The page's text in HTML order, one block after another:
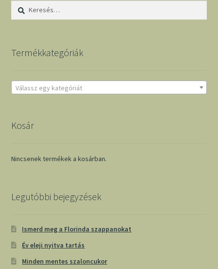
Keresés:
Termékkategóriák
Válassz egy kategóriát
Kosár
Nincsenek termékek a kosárban.
Legutóbbi bejegyzések
Ismerd meg a Florinda szappanokat
Év eleji nyitva tartás
Minden mentes szaloncukor